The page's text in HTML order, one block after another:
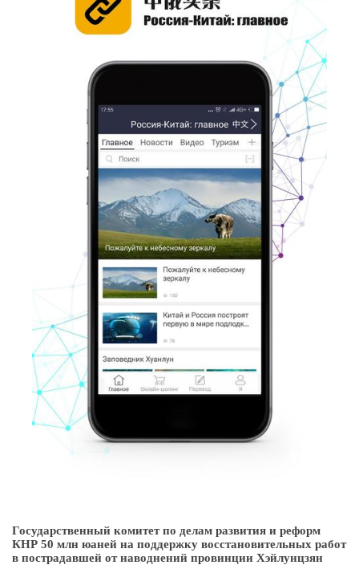
Государственный комитет по делам развития и реформ
КНР 50 млн юаней на поддержку восстановительных работ
в пострадавшей от наводнений провинции Хэйлунцзян